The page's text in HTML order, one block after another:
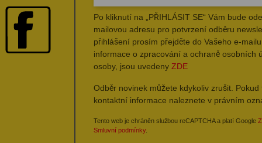
Po kliknutí na „PŘIHLÁSIT SE“ Vám bude
mailovou adresu pro potvrzení odběru
přihlášení prosím přejděte do Vašeho e-
informace o zpracování a ochraně osobních
osoby, jsou uvedeny ZDE
Odběr novinek můžete kdykoliv zrušit.
kontaktní informace naleznete v právním
Tento web je chráněn službou reCAPTCHA a platí Google
Smluvní podmínky.